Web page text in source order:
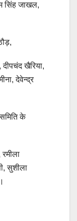
सिंह जाखल,
दीपचंद खैरिया,
देवेन्द्र
के
सुशीला